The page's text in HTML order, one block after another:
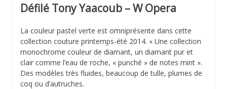
Défilé Tony Yaacoub – W Opera
La couleur pastel verte est omniprésente dans cette
collection couture printemps-été 2014. « Une collection
monochrome couleur de diamant, un diamant pur et
clair comme l’eau de roche, « punché » de notes mint ».
Des modèles très fluides, beaucoup de tulle, plumes de
coq ou d’autruches.